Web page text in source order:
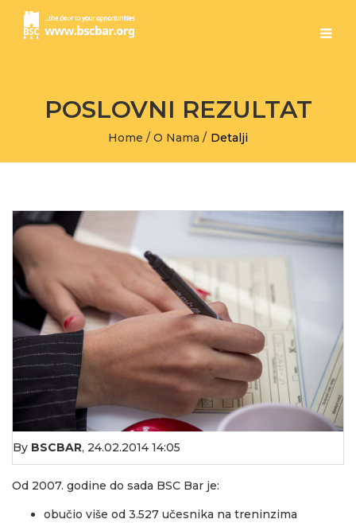
POSLOVNI REZULTAT
Home / O Nama / Detalji
By BSCBAR, 24.02.2014 14:05
Od 2007. godine do sada BSC Bar je:
obučio više od 3.527 učesnika na treninzima